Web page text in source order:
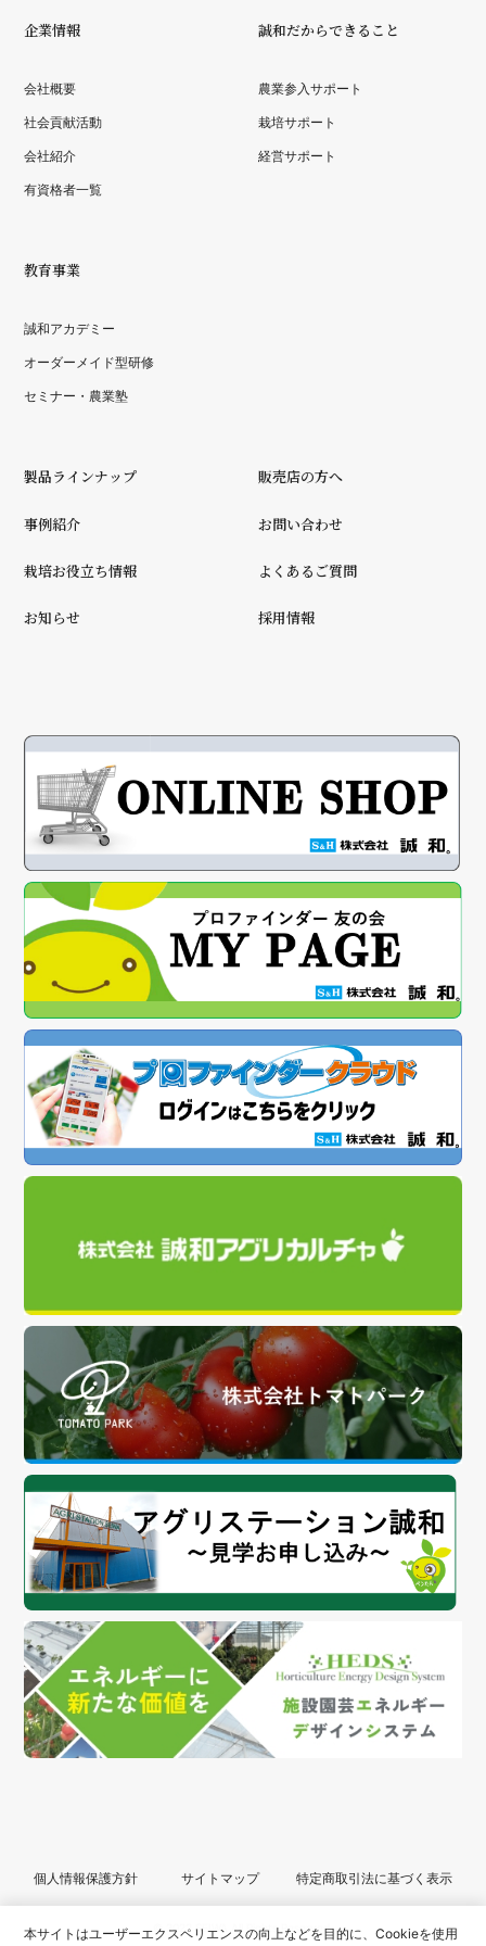
本サイトはユーザーエクスペリエンスの向上などを目的に、Cookieを使用
企業情報
会社概要
社会貢献活動
会社紹介
有資格者一覧
誠和だからできること
農業参入サポート
栽培サポート
経営サポート
教育事業
誠和アカデミー
オーダーメイド型研修
セミナー・農業塾
製品ラインナップ
事例紹介
栽培お役立ち情報
お知らせ
販売店の方へ
お問い合わせ
よくあるご質問
採用情報
個人情報保護方針 サイトマップ 特定商取引法に基づく表示
© 2022 SEIWA All Rights Reserved.